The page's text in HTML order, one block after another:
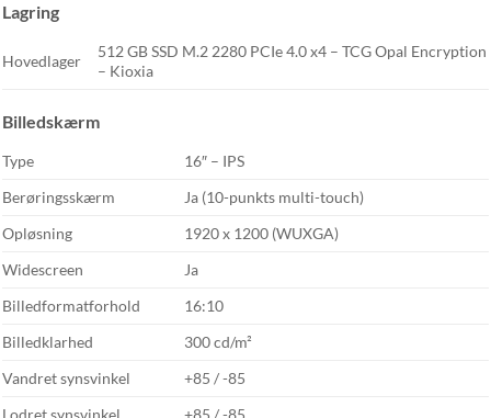
Lagring
Hovedlager
512 GB SSD M.2 2280 PCIe 4.0 x4 – TCG Opal Encryption
– Kioxia
Billedskærm
Type
16″ – IPS
Berøringsskærm
Ja (10-punkts multi-touch)
Opløsning
1920 x 1200 (WUXGA)
Widescreen
Ja
Billedformatforhold
16:10
Billedklarhed
300 cd/m²
Vandret synsvinkel
+85 / -85